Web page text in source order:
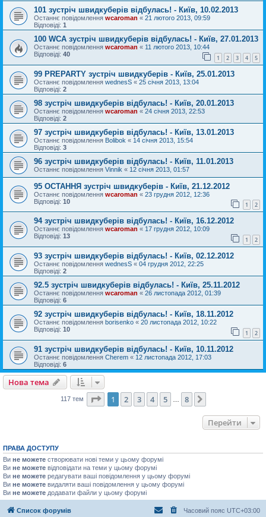
101 зустріч швидкуберів відбулась! - Київ, 10.02.2013
Останнє повідомлення wcaroman « 21 лютого 2013, 09:59
Відповіді: 1
100 WCA зустріч швидкуберів відбулась! - Київ, 27.01.2013
Останнє повідомлення wcaroman « 11 лютого 2013, 10:44
Відповіді: 40 1 2 3 4 5
99 PREPARTY зустріч швидкуберів - Київ, 25.01.2013
Останнє повідомлення wednesS « 25 січня 2013, 13:04
Відповіді: 2
98 зустріч швидкуберів відбулась! - Київ, 20.01.2013
Останнє повідомлення wcaroman « 24 січня 2013, 22:53
Відповіді: 2
97 зустріч швидкуберів відбулась! - Київ, 13.01.2013
Останнє повідомлення Bolibok « 14 січня 2013, 15:54
Відповіді: 3
96 зустріч швидкуберів відбулась! - Київ, 11.01.2013
Останнє повідомлення Vinnik « 12 січня 2013, 01:57
95 ОСТАННЯ зустріч швидкуберів - Київ, 21.12.2012
Останнє повідомлення wcaroman « 23 грудня 2012, 12:36
Відповіді: 10 1 2
94 зустріч швидкуберів відбулась! - Київ, 16.12.2012
Останнє повідомлення wcaroman « 17 грудня 2012, 10:09
Відповіді: 13 1 2
93 зустріч швидкуберів відбулась! - Київ, 02.12.2012
Останнє повідомлення wednesS « 04 грудня 2012, 22:25
Відповіді: 2
92.5 зустріч швидкуберів відбулась! - Київ, 25.11.2012
Останнє повідомлення wcaroman « 26 листопада 2012, 01:39
Відповіді: 6
92 зустріч швидкуберів відбулась! - Київ, 18.11.2012
Останнє повідомлення borisenko « 20 листопада 2012, 10:22
Відповіді: 10 1 2
91 зустріч швидкуберів відбулась! - Київ, 10.11.2012
Останнє повідомлення Cherem « 12 листопада 2012, 17:03
Відповіді: 6
Нова тема
117 тем Сторінка 1 8
1 2 3 4 5 8
Перейти
ПРАВА ДОСТУПУ
Ви не можете створювати нові теми у цьому форумі
Ви не можете відповідати на теми у цьому форумі
Ви не можете редагувати ваші повідомлення у цьому форумі
Ви не можете видаляти ваші повідомлення у цьому форумі
Ви не можете додавати файли у цьому форумі
Список форумів Часовий пояс UTC+03:00